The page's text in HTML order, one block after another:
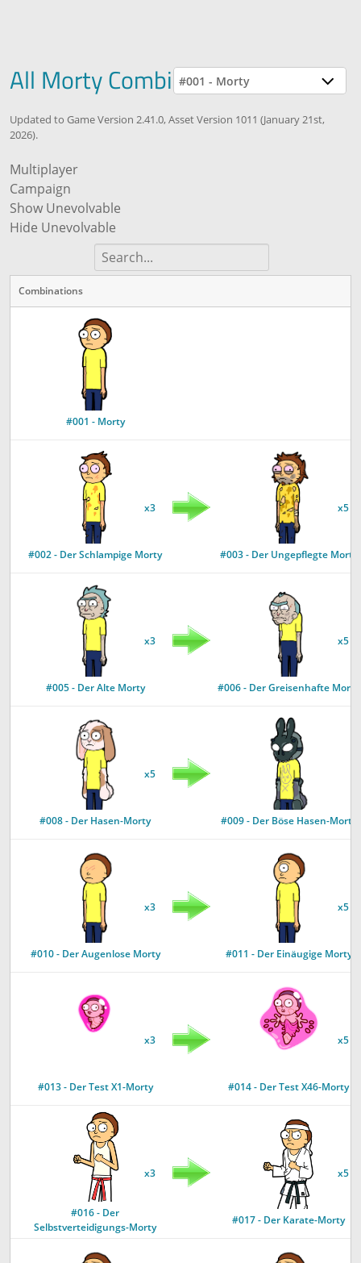
All Morty Combinations
#001 - Morty
Updated to Game Version 2.41.0, Asset Version 1011 (January 21st,
2026).
Multiplayer
Campaign
Show Unevolvable
Hide Unevolvable
Combinations
#001 - Morty
#002 - Der Schlampige Morty
x3
#003 - Der Ungepflegte Morty
x5
#005 - Der Alte Morty
x3
#006 - Der Greisenhafte Morty
x5
#008 - Der Hasen-Morty
x5
#009 - Der Böse Hasen-Morty
#010 - Der Augenlose Morty
x3
#011 - Der Einäugige Morty
x5
#013 - Der Test X1-Morty
x3
#014 - Der Test X46-Morty
x5
#016 - Der
Selbstverteidigungs-Morty
x3
#017 - Der Karate-Morty
x5